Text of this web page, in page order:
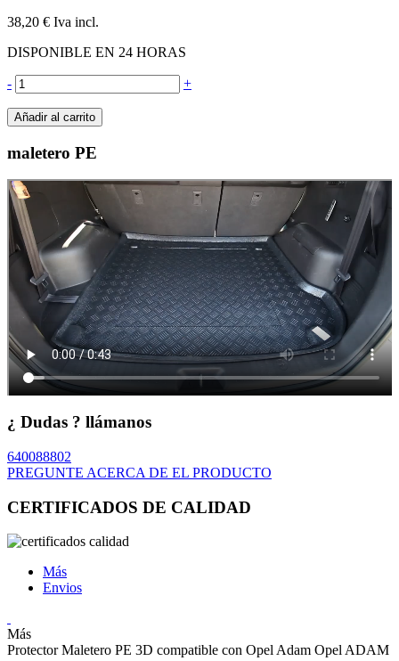
38,20 € Iva incl.
DISPONIBLE EN 24 HORAS
- +
Añadir al carrito
maletero PE
¿ Dudas ? llámanos
640088802
PREGUNTE ACERCA DE EL PRODUCTO
CERTIFICADOS DE CALIDAD
Más
Envios
Más
Protector Maletero PE 3D compatible con Opel Adam Opel ADAM